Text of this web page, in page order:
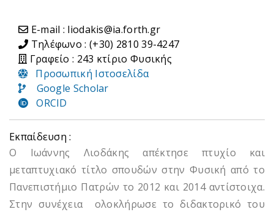
E-mail : liodakis@ia.forth.gr
Τηλέφωνο : (+30) 2810 39-4247
Γραφείο : 243 κτίριο Φυσικής
Προσωπική Ιστοσελίδα
Google Scholar
ORCID
Εκπαίδευση :
Ο Ιωάννης Λιοδάκης απέκτησε πτυχίο και
μεταπτυχιακό τίτλο σπουδών στην Φυσική από το
Πανεπιστήμιο Πατρών το 2012 και 2014 αντίστοιχα.
Στην συνέχεια ολοκλήρωσε το διδακτορικό του